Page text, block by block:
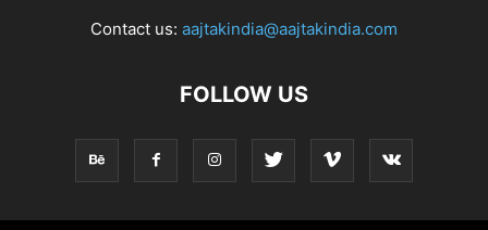
Contact us: aajtakindia@aajtakindia.com
FOLLOW US